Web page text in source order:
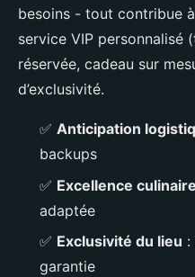
besoins - tout contribue
service VIP personnalisé
réservée, cadeau sur
d’exclusivité.
✅ Anticipation
backups
✅ Excellence culinaire
adaptée
✅ Exclusivité du lieu :
garantie